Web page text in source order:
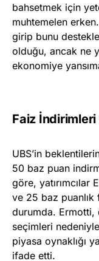
bahsetmek için
muhtemelen
girip bunu
olduğu, ancak ne
ekonomiye
Faiz İndirimleri
UBS’in
50 baz puan
göre, yatırımcılar
ve 25 baz puanlık
durumda. Ermotti,
seçimleri
piyasa oynaklığı
ifade etti.